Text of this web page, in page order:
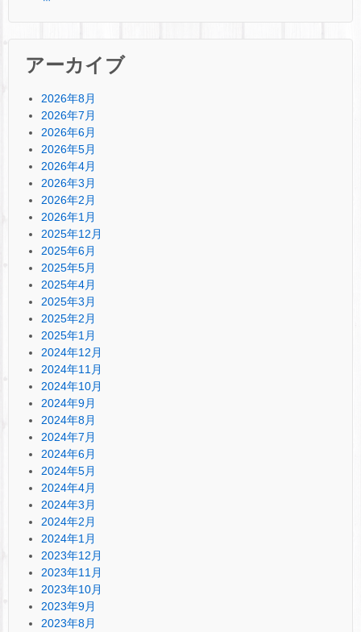
アーカイブ
2026年8月
2026年7月
2026年6月
2026年5月
2026年4月
2026年3月
2026年2月
2026年1月
2025年12月
2025年6月
2025年5月
2025年4月
2025年3月
2025年2月
2025年1月
2024年12月
2024年11月
2024年10月
2024年9月
2024年8月
2024年7月
2024年6月
2024年5月
2024年4月
2024年3月
2024年2月
2024年1月
2023年12月
2023年11月
2023年10月
2023年9月
2023年8月